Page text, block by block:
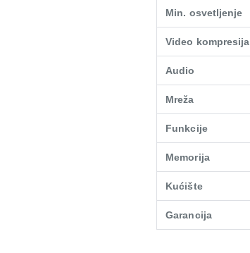
Min. osvetljenje
Video kompresija
Audio
Mreža
Funkcije
Memorija
Kućište
Garancija